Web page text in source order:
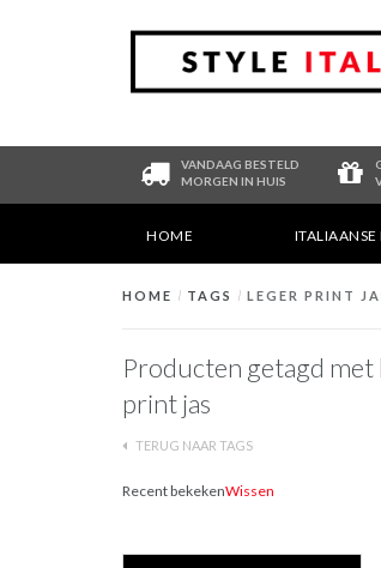
VANDAAG BESTELD
MORGEN IN HUIS
HOME
HOME / TAGS / LEGER PRINT
Producten getagd met
print jas
TERUG NAAR TAGS
Recent bekekenWissen